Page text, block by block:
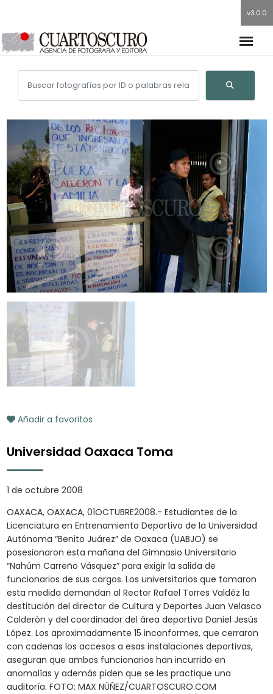
v3.0.0
Añadir a favoritos
Universidad Oaxaca Toma
1 de octubre 2008
OAXACA, OAXACA, 01OCTUBRE2008.- Estudiantes de la
Licenciatura en Entrenamiento Deportivo de la Universidad
Autónoma “Benito Juárez” de Oaxaca (UABJO) se
posesionaron esta mañana del Gimnasio Universitario
“Nahúm Carreño Vásquez” para exigir la salida de
funcionarios de sus cargos. Los universitarios que tomaron
esta medida demandan al Rector Rafael Torres Valdéz la
destitución del director de Cultura y Deportes Juan Velasco
Calderón y del coordinador del área deportiva Daniel Jesús
López. Los aproximadamente 15 inconformes, que cerraron
con cadenas los accesos a esas instalaciones deportivas,
aseguran que ambos funcionarios han incurrido en
anomalías y además piden que se les practique una
auditoría. FOTO: MAX NÚÑEZ/CUARTOSCURO.COM